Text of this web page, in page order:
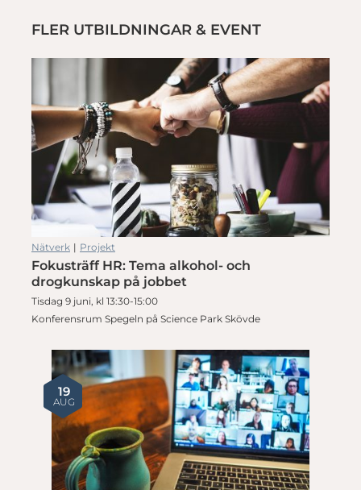
FLER UTBILDNINGAR & EVENT
Nätverk | Projekt
Fokusträff HR: Tema alkohol- och
drogkunskap på jobbet
Tisdag 9 juni, kl 13:30-15:00
Konferensrum Spegeln på Science Park Skövde
19
AUG